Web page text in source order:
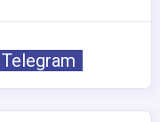
Telegram